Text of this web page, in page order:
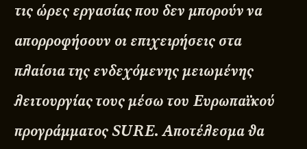
τις ώρες εργασίας που δεν μπορούν να
απορροφήσουν οι επιχειρήσεις στα
πλαίσια της ενδεχόμενης μειωμένης
λειτουργίας τους μέσω του Ευρωπαϊκού
προγράμματος SURE. Αποτέλεσμα θα